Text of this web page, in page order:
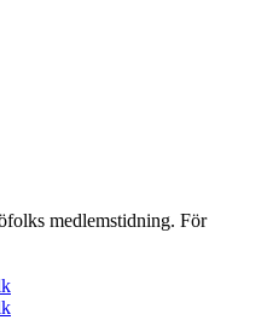
medlemstidning. För